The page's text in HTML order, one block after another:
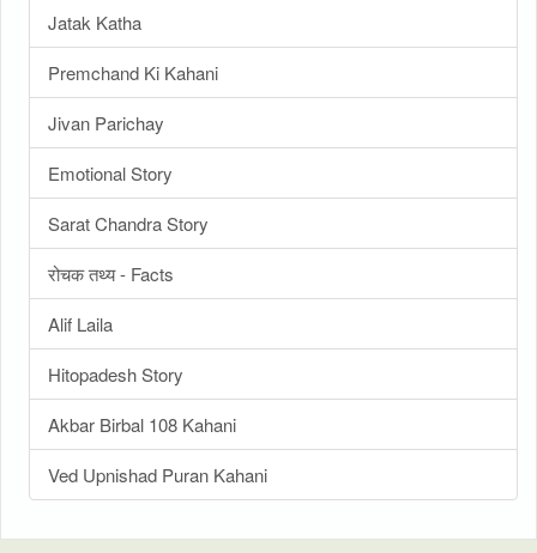
Jatak Katha
Premchand Ki Kahani
Jivan Parichay
Emotional Story
Sarat Chandra Story
रोचक तथ्य - Facts
Alif Laila
Hitopadesh Story
Akbar Birbal 108 Kahani
Ved Upnishad Puran Kahani